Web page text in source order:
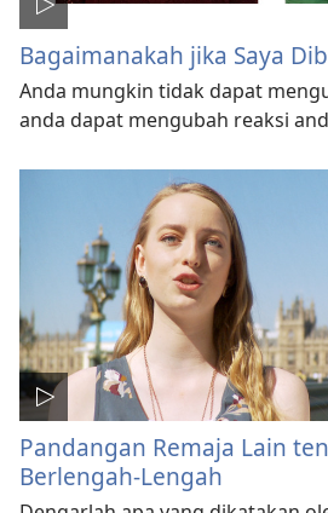
Bagaimanakah jika Saya
Anda mungkin tidak dapat
anda dapat mengubah reaksi
Pandangan Remaja Lain
Berlengah-Lengah